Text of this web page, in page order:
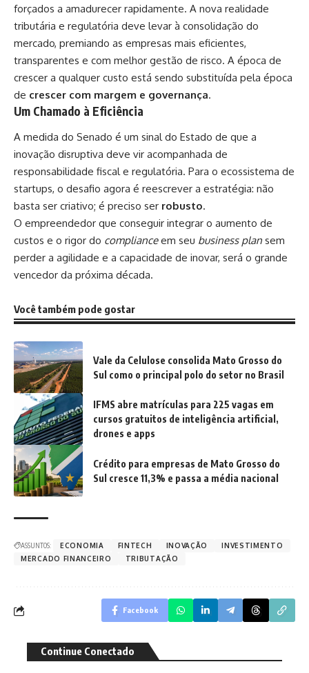
forçados a amadurecer rapidamente. A nova realidade
tributária e regulatória deve levar à consolidação do
mercado, premiando as empresas mais eficientes,
transparentes e com melhor gestão de risco. A época de
crescer a qualquer custo está sendo substituída pela época
de crescer com margem e governança.
Um Chamado à Eficiência
A medida do Senado é um sinal do Estado de que a
inovação disruptiva deve vir acompanhada de
responsabilidade fiscal e regulatória. Para o ecossistema de
startups, o desafio agora é reescrever a estratégia: não
basta ser criativo; é preciso ser robusto.
O empreendedor que conseguir integrar o aumento de
custos e o rigor do complianceem seu business plan sem
perder a agilidade e a capacidade de inovar, será o grande
vencedor da próxima década.
Você também pode gostar
Vale da Celulose consolida Mato Grosso do
Sul como o principal polo do setor no Brasil
IFMS abre matrículas para 225 vagas em
cursos gratuitos de inteligência artificial,
drones e apps
Crédito para empresas de Mato Grosso do
Sul cresce 11,3% e passa a média nacional
ASSUNTOS: ECONOMIA FINTECH INOVAÇÃO
INVESTIMENTO
MERCADO FINANCEIRO
TRIBUTAÇÃO
Facebook
Continue Conectado